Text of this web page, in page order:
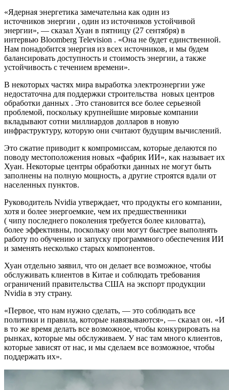
«Ядерная энергетика замечательна как один из
источников энергии , один из источников устойчивой
энергии», — сказал Хуан в пятницу (27 сентября) в
интервью Bloomberg Television . «Она не будет единственной.
Нам понадобится энергия из всех источников, и мы будем
балансировать доступность и стоимость энергии, а также
устойчивость с течением времени».
В некоторых частях мира выработка электроэнергии уже
недостаточна для поддержки строительства новых центров
обработки данных . Это становится все более серьезной
проблемой, поскольку крупнейшие мировые компании
вкладывают сотни миллиардов долларов в новую
инфраструктуру, которую они считают будущим вычислений.
Это сжатие приводит к компромиссам, которые делаются по
поводу местоположения новых «фабрик ИИ», как называет их
Хуан. Некоторые центры обработки данных не могут быть
заполнены на полную мощность, а другие строятся вдали от
населенных пунктов.
Руководитель Nvidia утверждает, что продукты его компании,
хотя и более энергоемкие, чем их предшественники
( чипу последнего поколения требуется более киловатта),
более эффективны, поскольку они могут быстрее выполнять
работу по обучению и запуску программного обеспечения ИИ
и заменять несколько старых компонентов.
Хуан отдельно заявил, что он делает все возможное, чтобы
обслуживать клиентов в Китае и соблюдать требования
ограничений правительства США на экспорт продукции
Nvidia в эту страну.
«Первое, что нам нужно сделать, — это соблюдать все
политики и правила, которые навязываются», — сказал он. «И
в то же время делать все возможное, чтобы конкурировать на
рынках, которые мы обслуживаем. У нас там много клиентов,
которые зависят от нас, и мы сделаем все возможное, чтобы
поддержать их».